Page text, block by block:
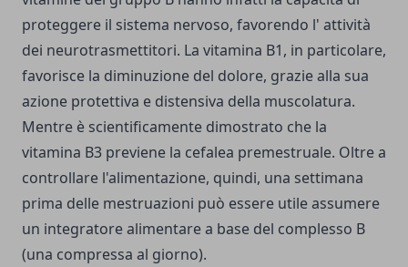
proteggere il sistema nervoso, favorendo l' attività
dei neurotrasmettitori. La vitamina B1, in particolare,
favorisce la diminuzione del dolore, grazie alla sua
azione protettiva e distensiva della muscolatura.
Mentre è scientificamente dimostrato che la
vitamina B3 previene la cefalea premestruale. Oltre a
controllare l'alimentazione, quindi, una settimana
prima delle mestruazioni può essere utile assumere
un integratore alimentare a base del complesso B
(una compressa al giorno).